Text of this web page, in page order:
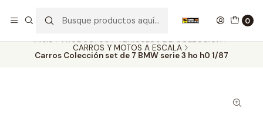
0
Inicio PRODUCTOS
VEHÍCULOS DE COLECCIÓN
CARROS Y MOTOS A ESCALA
Carros Colección set de 7 BMW serie 3 ho h0 1/87